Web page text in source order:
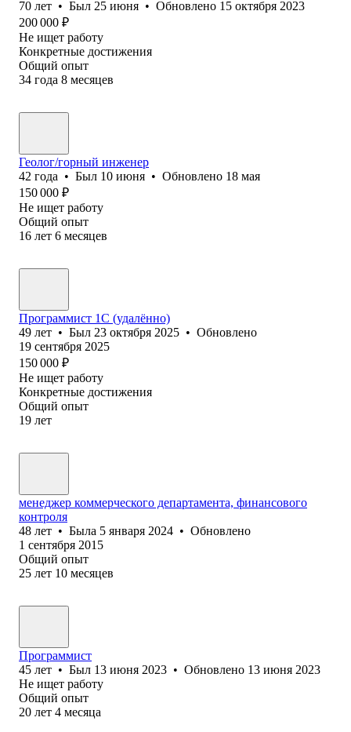
70 лет • Был 25 июня • Обновлено 15 октября 2023
200 000 ₽
Не ищет работу
Конкретные достижения
Общий опыт
34 года 8 месяцев
Геолог/горный инженер
42 года • Был 10 июня • Обновлено 18 мая
150 000 ₽
Не ищет работу
Общий опыт
16 лет 6 месяцев
Программист 1С (удалённо)
49 лет • Был 23 октября 2025 • Обновлено
19 сентября 2025
150 000 ₽
Не ищет работу
Конкретные достижения
Общий опыт
19 лет
менеджер коммерческого департамента, финансового
контроля
48 лет • Была 5 января 2024 • Обновлено
1 сентября 2015
Общий опыт
25 лет 10 месяцев
Программист
45 лет • Был 13 июня 2023 • Обновлено 13 июня 2023
Не ищет работу
Общий опыт
20 лет 4 месяца